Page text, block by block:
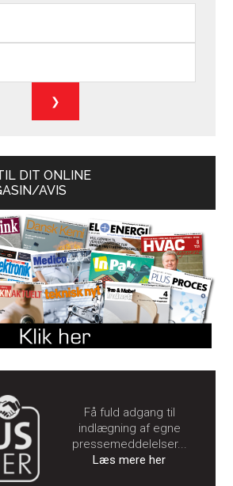
DIT ONLINE
AVIS
Få fuld adgang til
indlægning af egne
pressemeddelelser...
Læs mere her